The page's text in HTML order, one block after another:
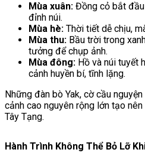
Mùa xuân: Đồng cỏ bắt
đỉnh núi.
Mùa hè: Thời tiết dễ chịu,
Mùa thu: Bầu trời trong
tưởng để chụp ảnh.
Mùa đông: Hồ và núi tuyết
cảnh huyền bí, tĩnh lặng.
Những đàn bò Yak, cờ cầu
cảnh cao nguyên rộng lớn tạo
Tây Tạng.
Hành Trình Không Thể Bỏ Lỡ